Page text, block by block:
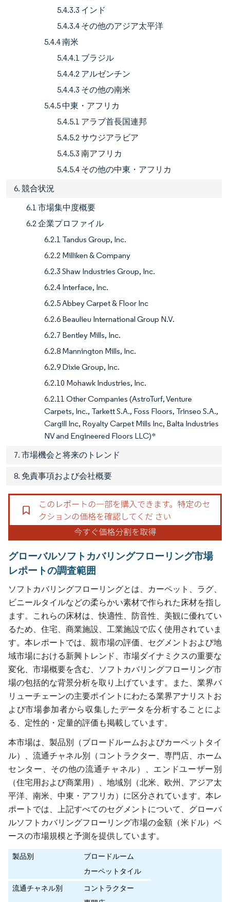
5.4.3.3 インド
5.4.3.4 その他のアジア太平洋
5.4.4 南米
5.4.4.1 ブラジル
5.4.4.2 アルゼンチン
5.4.4.3 その他の南米
5.4.5 中東・アフリカ
5.4.5.1 アラブ首長国連邦
5.4.5.2 サウジアラビア
5.4.5.3 南アフリカ
5.4.5.4 その他の中東・アフリカ
6. 競合状況
6.1 市場集中度概要
6.2 企業プロファイル
6.2.1 Tandus Group, Inc.
6.2.2 Milliken & Company
6.2.3 Shaw Industries Group, Inc.
6.2.4 Interface, Inc.
6.2.5 Abbey Carpet & Floor Inc
6.2.6 Beaulieu International Group N.V.
6.2.7 Bentley Mills, Inc.
6.2.8 Mannington Mills, Inc.
6.2.9 Dixie Group, Inc.
6.2.10 Mohawk Industries, Inc.
6.2.11 Other Companies (AstroTurf, Venture
Carpets, Inc., Tarkett S.A., Foss Floors, Trinseo S.A.,
Cargill Inc, Royalty Carpet Mills Inc, Balta Industries
NV and Engineered Floors LLC)*
7. 市場機会と将来のトレンド
8. 免責事項および会社概要
グローバルソフトカバリングフローリング市場
レポートの調査範囲
ソフトカバリングフローリングとは、カーペット、ラグ、
ビニールタイルなどの柔らかい素材で作られた床材を指し
ます。これらの床材は、快適性、防音性、美観に優れてい
るため、住宅、商業施設、工業施設で広く使用されていま
す。本レポートでは、親市場の評価、セグメントおよび地
域市場における新興トレンド、市場ダイナミクスの重要な
変化、市場概要を含む、ソフトカバリングフローリング市
場の包括的な背景分析を取り上げています。また、業界バ
リューチェーンの主要ポイントにわたる業界アナリストお
よび市場参加者から収集したデータを分析することによ
る、定性的・定量的評価も掲載しています。
本市場は、製品別（ブロードルームおよびカーペットタイ
ル）、流通チャネル別（コントラクター、専門店、ホーム
センター、その他の流通チャネル）、エンドユーザー別
（住宅用および商業用）、地域別（北米、欧州、アジア太
平洋、南米、中東・アフリカ）に区分されています。本レ
ポートでは、上記すべてのセグメントについて、グローバ
ルソフトカバリングフローリング市場の金額（米ドル）ベ
ースの市場規模と予測を提供しています。
製品別
ブロードルーム
カーペットタイル
流通チャネル別
コントラクター